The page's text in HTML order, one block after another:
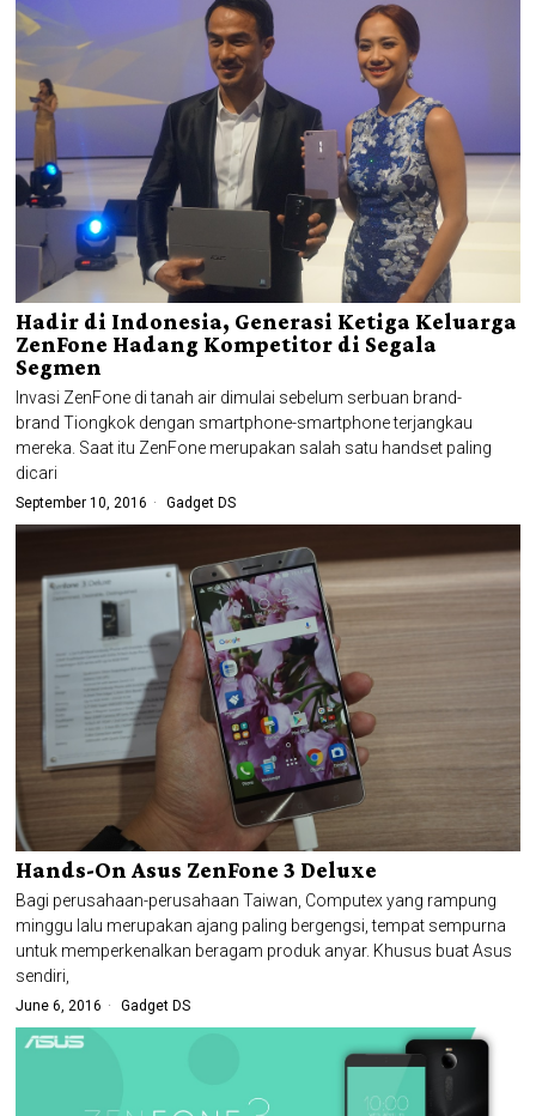
Hadir di Indonesia, Generasi Ketiga Keluarga
ZenFone Hadang Kompetitor di Segala
Segmen
Invasi ZenFone di tanah air dimulai sebelum serbuan brand-
brand Tiongkok dengan smartphone-smartphone terjangkau
mereka. Saat itu ZenFone merupakan salah satu handset paling
dicari
September 10, 2016 Gadget DS
Hands-On Asus ZenFone 3 Deluxe
Bagi perusahaan-perusahaan Taiwan, Computex yang rampung
minggu lalu merupakan ajang paling bergengsi, tempat sempurna
untuk memperkenalkan beragam produk anyar. Khusus buat Asus
sendiri,
June 6, 2016 Gadget DS